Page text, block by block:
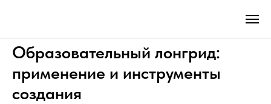
Образовательный лонгрид:
применение и инструменты
создания